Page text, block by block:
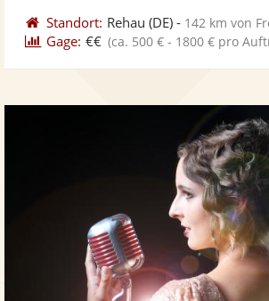
Standort: Rehau (DE) - 142 km von
Gage: €€ (ca. 500 € - 1800 € pro